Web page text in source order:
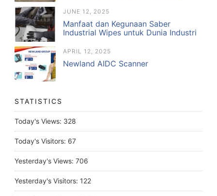
JUNE 12, 2025
Manfaat dan Kegunaan Saber
Industrial Wipes untuk Dunia Industri
APRIL 12, 2025
Newland AIDC Scanner
STATISTICS
Today's Views: 328
Today's Visitors: 67
Yesterday's Views: 706
Yesterday's Visitors: 122